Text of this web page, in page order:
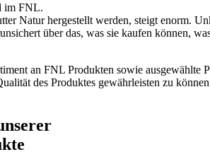
im FNL.
Natur hergestellt werden, steigt enorm.
über das, was sie kaufen können,
an FNL Produkten sowie ausgewählte
des Produktes gewährleisten zu